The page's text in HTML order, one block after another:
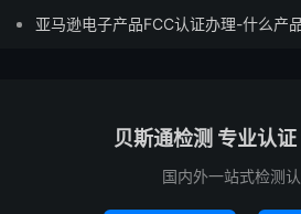
亚马逊电子产品FCC认证办理-什么产
贝斯通检测 专业认
国内外一站式检测认